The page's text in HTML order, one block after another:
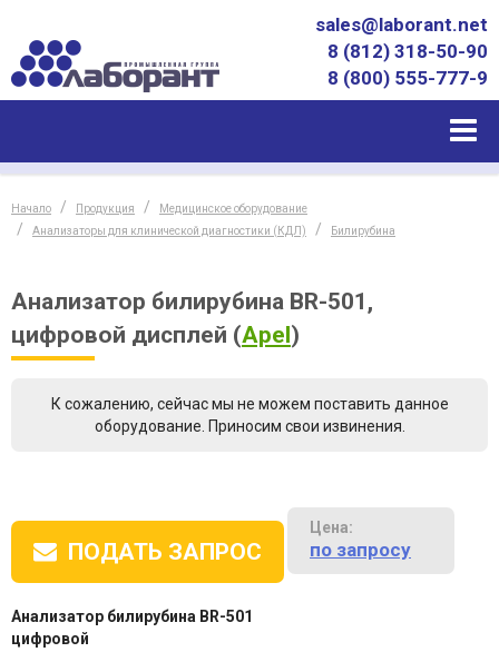
sales@laborant.net
8 (812) 318-50-90
8 (800) 555-777-9
Начало Продукция
Медицинское оборудование
Анализаторы для клинической диагностики (КДЛ)
Билирубина
Анализатор билирубина BR-501,
цифровой дисплей (Apel)
К сожалению, сейчас мы не можем поставить данное
оборудование. Приносим свои извинения.
ПОДАТЬ ЗАПРОС
Цена:
по запросу
Анализатор билирубина BR-501
цифровой